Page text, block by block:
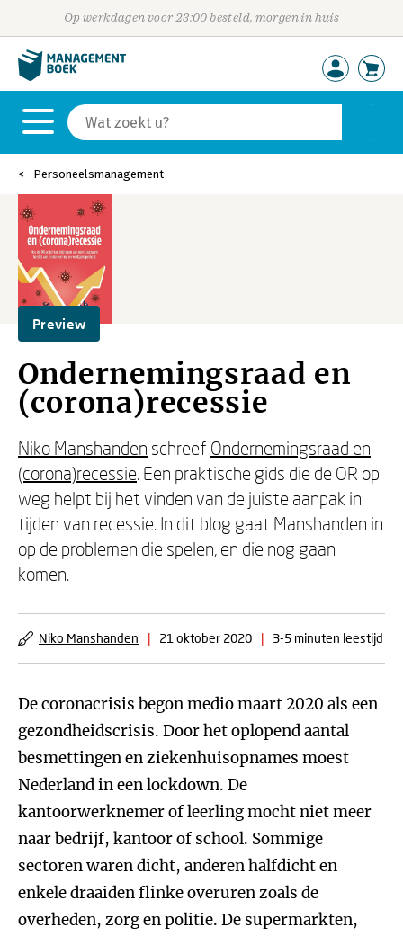
Op werkdagen voor 23:00 besteld, morgen in huis
Personeelsmanagement
Preview
Ondernemingsraad en
(corona)recessie
Niko Manshanden schreef Ondernemingsraad en
(corona)recessie. Een praktische gids die de OR op
weg helpt bij het vinden van de juiste aanpak in
tijden van recessie. In dit blog gaat Manshanden in
op de problemen die spelen, en die nog gaan
komen.
Niko Manshanden | 21 oktober 2020 | 3-5 minuten leestijd
De coronacrisis begon medio maart 2020 als een
gezondheidscrisis. Door het oplopend aantal
besmettingen en ziekenhuisopnames moest
Nederland in een lockdown. De
kantoorwerknemer of leerling mocht niet meer
naar bedrijf, kantoor of school. Sommige
sectoren waren dicht, anderen halfdicht en
enkele draaiden flinke overuren zoals de
overheden, zorg en politie. De supermarkten,